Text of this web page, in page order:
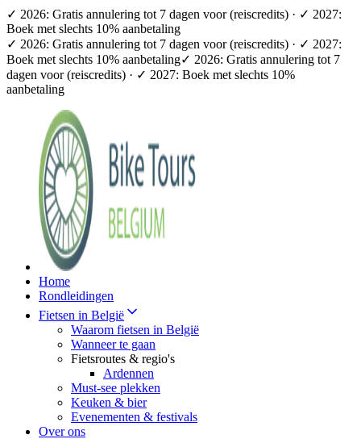
✓ 2026: Gratis annulering tot 7 dagen voor (reiscredits) · ✓ 2027:
Boek met slechts 10% aanbetaling
✓ 2026: Gratis annulering tot 7 dagen voor (reiscredits) · ✓ 2027:
Boek met slechts 10% aanbetaling✓ 2026: Gratis annulering tot 7
dagen voor (reiscredits) · ✓ 2027: Boek met slechts 10%
aanbetaling
Home
Rondleidingen
Fietsen in België
Waarom fietsen in België
Wanneer te gaan
Fietsroutes & regio's
Ardennen
Must-see plekken
Keuken & bier
Evenementen & festivals
Over ons